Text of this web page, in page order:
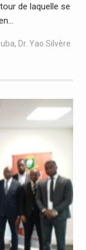
de laquelle se
, Dr. Yao Silvère